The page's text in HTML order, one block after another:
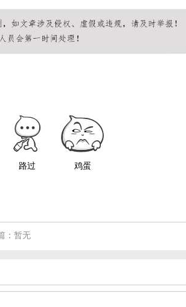
路过 鸡蛋
：暂无